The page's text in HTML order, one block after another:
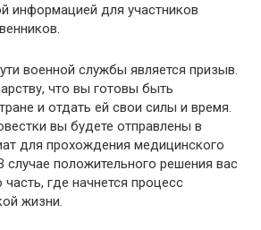
информацией для участников
военной службы является призыв.
что вы готовы быть
и отдать ей свои силы и время.
вы будете отправлены в
для прохождения медицинского
случае положительного решения вас
где начнется процесс
жизни.